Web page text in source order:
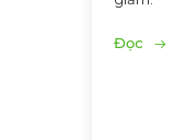
Đọc